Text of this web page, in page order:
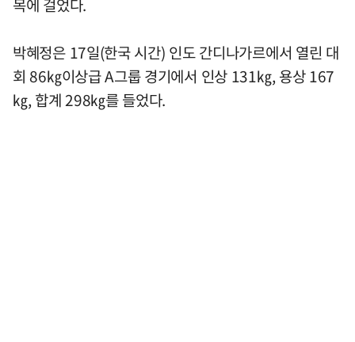
목에 걸었다.
박혜정은 17일(한국 시간) 인도 간디나가르에서 열린 대
회 86㎏이상급 A그룹 경기에서 인상 131㎏, 용상 167
㎏, 합계 298㎏를 들었다.